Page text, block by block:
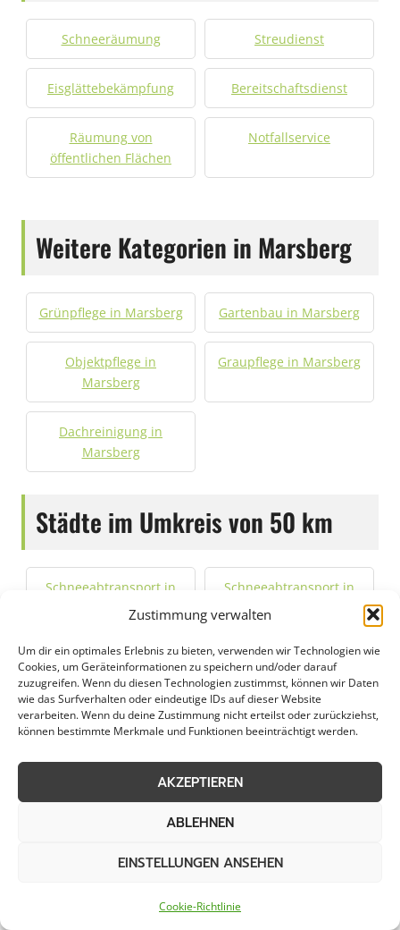
Zustimmung verwalten
Um dir ein optimales Erlebnis zu bieten, verwenden wir Technologien wie
Cookies, um Geräteinformationen zu speichern und/oder darauf
zuzugreifen. Wenn du diesen Technologien zustimmst, können wir Daten
wie das Surfverhalten oder eindeutige IDs auf dieser Website
verarbeiten. Wenn du deine Zustimmung nicht erteilst oder zurückziehst,
können bestimmte Merkmale und Funktionen beeinträchtigt werden.
AKZEPTIEREN
ABLEHNEN
EINSTELLUNGEN ANSEHEN
Cookie-Richtlinie
Schneeräumung Streudienst
Eisglättebekämpfung Bereitschaftsdienst
Räumung von
öffentlichen Flächen
Notfallservice
Weitere Kategorien in Marsberg
Grünpflege in Marsberg Gartenbau in Marsberg
Objektpflege in
Marsberg
Graupflege in Marsberg
Dachreinigung in
Marsberg
Städte im Umkreis von 50 km
Schneeabtransport in
Anröchte
Schneeabtransport in
Bad Driburg
Schneeabtransport in
Bad Lippspringe
Schneeabtransport in
Bad Sassendorf
Schneeabtransport in
Schneeabtransport in
Schneeabtransport in
Schneeabtransport in